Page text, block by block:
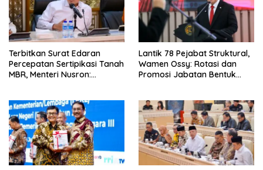
Terbitkan Surat Edaran
Percepatan Sertipikasi Tanah
MBR, Menteri Nusron:
Secara Utuh
Lantik 78 Pejabat Struktural,
Wamen Ossy: Rotasi dan
Promosi Jabatan Bentuk